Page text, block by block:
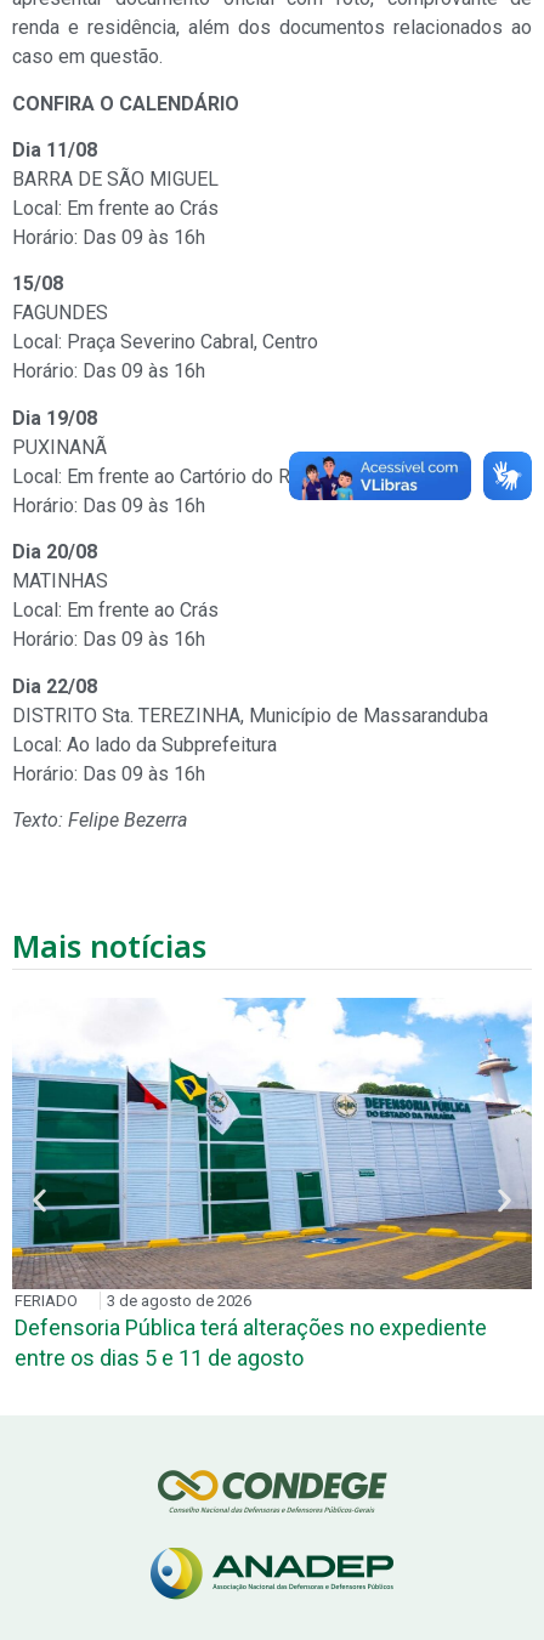
renda e residência, além dos documentos relacionados ao
caso em questão.
CONFIRA O CALENDÁRIO
Dia 11/08
BARRA DE SÃO MIGUEL
Local: Em frente ao Crás
Horário: Das 09 às 16h
15/08
FAGUNDES
Local: Praça Severino Cabral, Centro
Horário: Das 09 às 16h
Dia 19/08
PUXINANÃ
Local: Em frente ao Cartório do Registro Cívil
Horário: Das 09 às 16h
Dia 20/08
MATINHAS
Local: Em frente ao Crás
Horário: Das 09 às 16h
Dia 22/08
DISTRITO Sta. TEREZINHA, Município de Massaranduba
Local: Ao lado da Subprefeitura
Horário: Das 09 às 16h
Texto: Felipe Bezerra
Mais notícias
FERIADO 3 de agosto de 2026
Defensoria Pública terá alterações no expediente
entre os dias 5 e 11 de agosto